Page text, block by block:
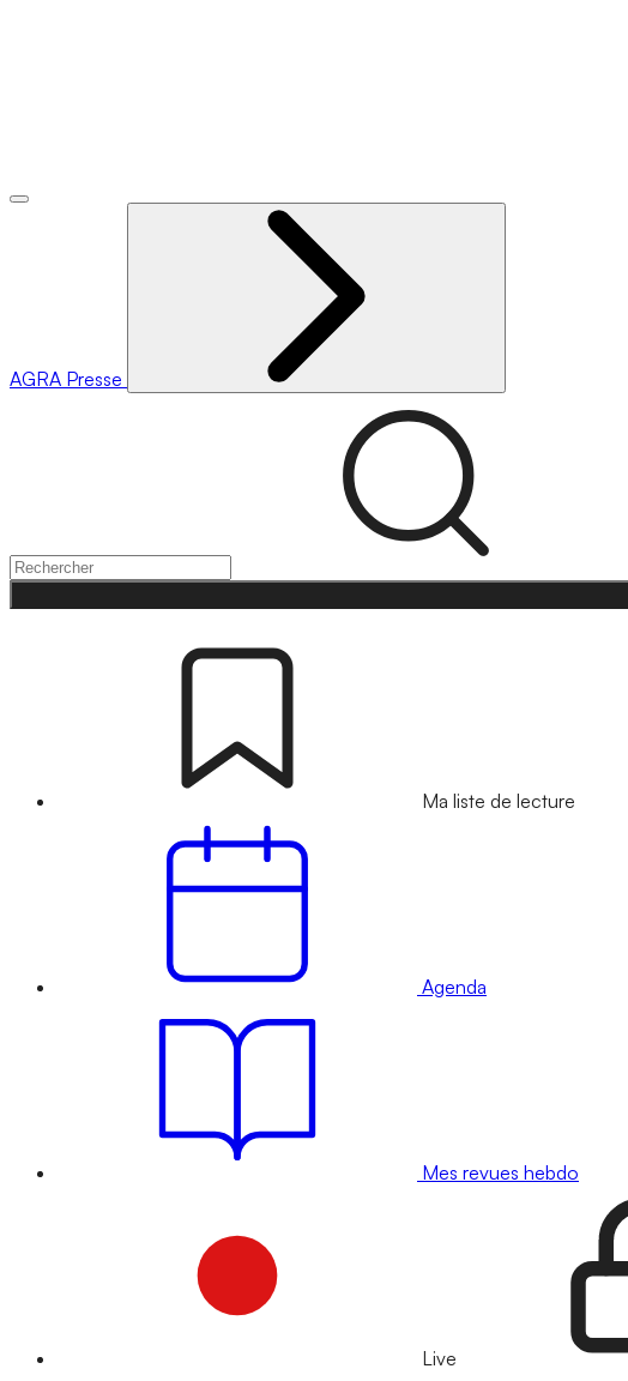
AGRA Presse
Ma liste de lecture
Agenda
Mes revues hebdo
Live